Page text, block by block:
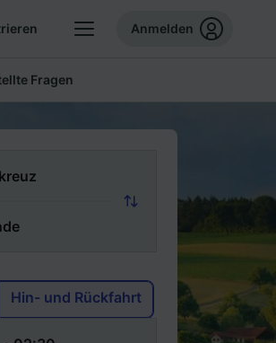
Anmelden
Fragen
Hin- und Rückfahrt